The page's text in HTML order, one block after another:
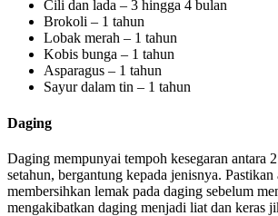
Cili dan lada – 3 hingga 4 bulan
Brokoli – 1 tahun
Lobak merah – 1 tahun
Kobis bunga – 1 tahun
Asparagus – 1 tahun
Sayur dalam tin – 1 tahun
Daging
Daging mempunyai tempoh kesegaran antara
setahun, bergantung kepada jenisnya. Pastikan
membersihkan lemak pada daging sebelum
mengakibatkan daging menjadi liat dan keras